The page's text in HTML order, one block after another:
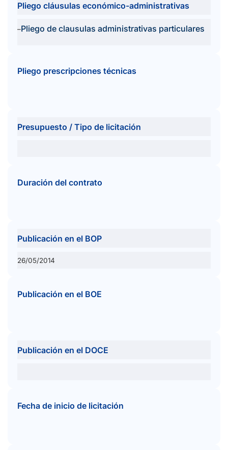
Pliego cláusulas económico-administrativas
–Pliego de clausulas administrativas particulares
Pliego prescripciones técnicas
Presupuesto / Tipo de licitación
Duración del contrato
Publicación en el BOP
26/05/2014
Publicación en el BOE
Publicación en el DOCE
Fecha de inicio de licitación